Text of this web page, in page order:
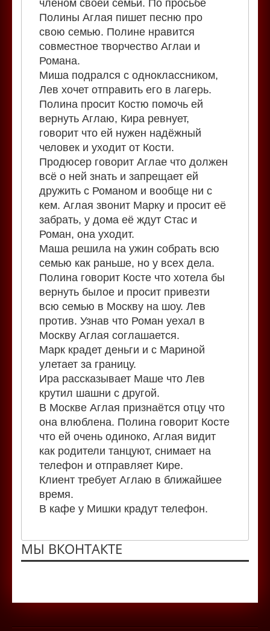
членом своей семьи. По просьбе
Полины Аглая пишет песню про
свою семью. Полине нравится
совместное творчество Аглаи и
Романа.
Миша подрался с одноклассником,
Лев хочет отправить его в лагерь.
Полина просит Костю помочь ей
вернуть Аглаю, Кира ревнует,
говорит что ей нужен надёжный
человек и уходит от Кости.
Продюсер говорит Аглае что должен
всё о ней знать и запрещает ей
дружить с Романом и вообще ни с
кем. Аглая звонит Марку и просит её
забрать, у дома её ждут Стас и
Роман, она уходит.
Маша решила на ужин собрать всю
семью как раньше, но у всех дела.
Полина говорит Косте что хотела бы
вернуть былое и просит привезти
всю семью в Москву на шоу. Лев
против. Узнав что Роман уехал в
Москву Аглая соглашается.
Марк крадет деньги и с Мариной
улетает за границу.
Ира рассказывает Маше что Лев
крутил шашни с другой.
В Москве Аглая признаётся отцу что
она влюблена. Полина говорит Косте
что ей очень одиноко, Аглая видит
как родители танцуют, снимает на
телефон и отправляет Кире.
Клиент требует Аглаю в ближайшее
время.
В кафе у Мишки крадут телефон.
МЫ ВКОНТАКТЕ